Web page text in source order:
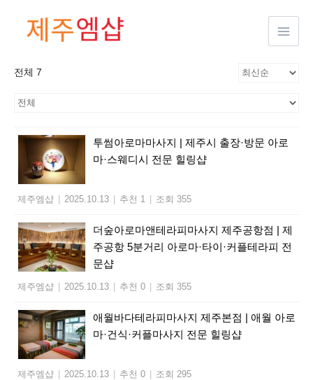
건너뛰기
전체 7
투썸아로마마사지 | 제주시 출장·방문 아로
마·스웨디시 전문 힐링샵
제주엠샵 2025.10.13 추천 1 조회 355
더숲아로마앤테라피마사지 제주공항점 | 제
주공항 5분거리 아로마·타이·커플테라피 전
문샵
제주엠샵 2025.10.13 추천 0 조회 355
애월바다테라피마사지 제주본점 | 애월 아로
마·건식·커플마사지 전문 힐링샵
제주엠샵 2025.10.13 추천 0 조회 295